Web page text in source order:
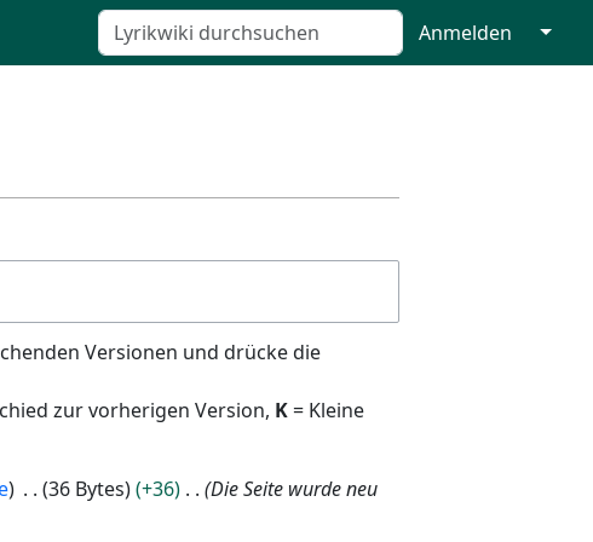
Anmelden ↓
Versionen und drücke die
zur vorherigen Version, K= Kleine
36 Bytes +36
Die Seite wurde neu